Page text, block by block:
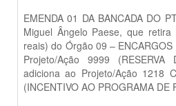
EMENDA 01 DA BANCADA DO
Miguel Ângelo Paese, que
reais) do Órgão 09 –
Projeto/Ação 9999 (RESERVA
adiciona ao Projeto/Ação 1218
(INCENTIVO AO PROGRAMA DE